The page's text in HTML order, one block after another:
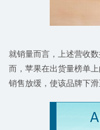
就销量而言，上述营收
而，苹果在出货量榜单
销售放缓，使该品牌下